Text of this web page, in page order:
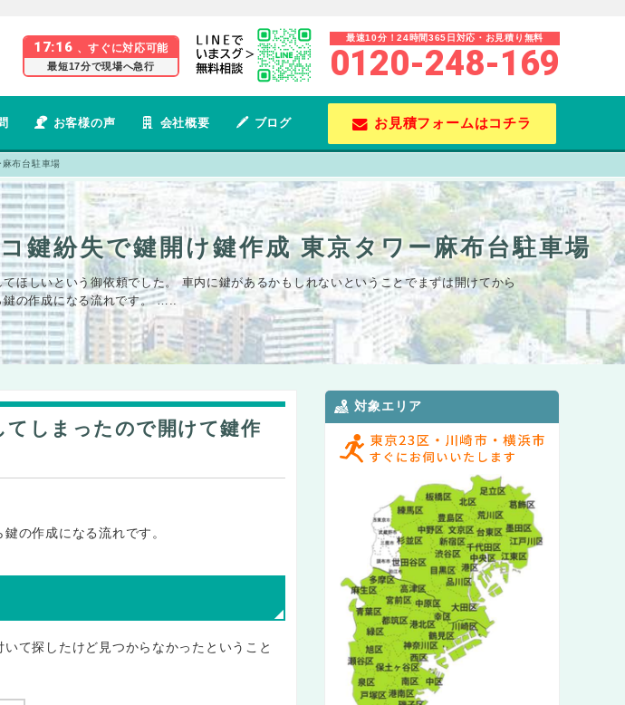
17:16 、すぐに対応可能
最短17分で現場へ急行
最速10分！24時間365日対応・お見積り無料
0120-248-169
お客様の声 会社概要 ブログ お見積フォームはコチラ
布台駐車場
鍵紛失で鍵開け鍵作成 東京タワー麻布台駐車場
ほしいという御依頼でした。 車内に鍵があるかもしれないということでまずは開けてから
鍵の作成になる流れです。 …..
てしまったので開けて鍵作
の作成になる流れです。
て探したけど見つからなかったということ
対象エリア